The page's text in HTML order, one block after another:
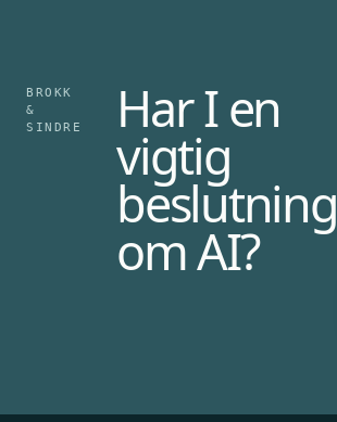
BROKK
&
SINDRE
Har I en
vigtig
beslutning
om AI?